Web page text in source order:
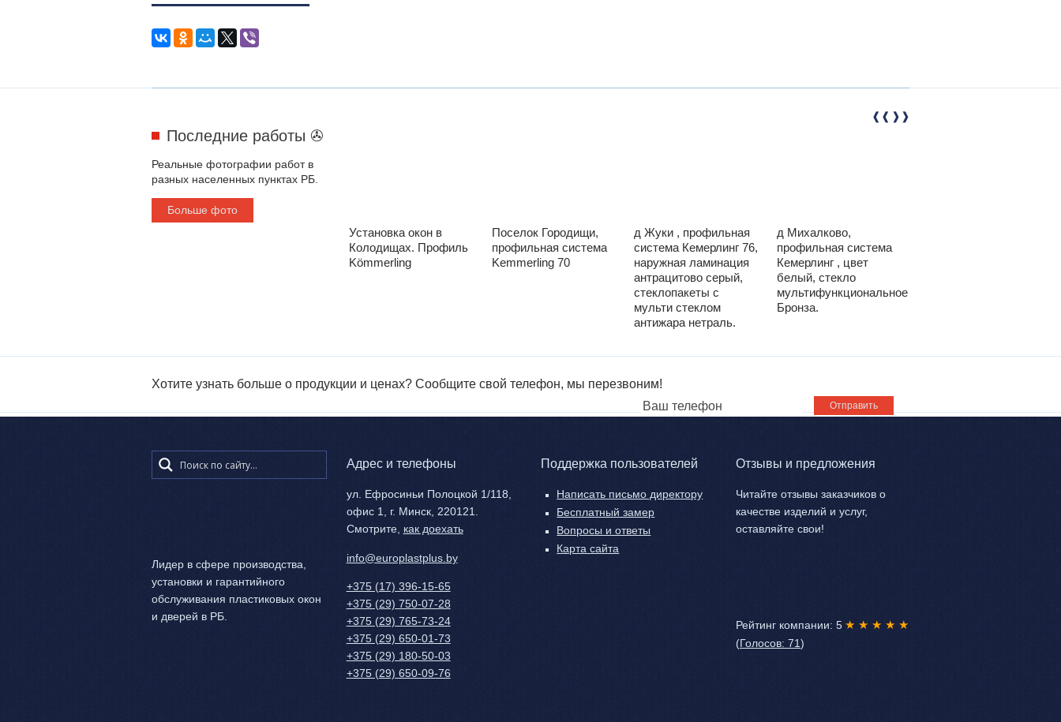
Последние работы ✇
Реальные фотографии работ в
разных населенных пунктах РБ.
Больше фото
Установка окон в
Колодищах. Профиль
Kömmerling
Поселок Городищи,
профильная система
Kemmerling 70
д Жуки , профильная
система Кемерлинг 76,
наружная ламинация
антрацитово серый,
стеклопакеты с
мульти стеклом
антижара нетраль.
д Михалково,
профильная система
Кемерлинг , цвет
белый, стекло
мультифункциональное
Бронза.
Хотите узнать больше о продукции и ценах? Сообщите свой телефон, мы перезвоним!
Ваш
телефон
Лидер в сфере производства,
установки и гарантийного
обслуживания пластиковых окон
и дверей в РБ.
Адрес и телефоны
ул. Ефросиньи Полоцкой 1/118,
офис 1, г. Минск, 220121.
Смотрите, как доехать
info@europlastplus.by
+375 (17) 396-15-65
+375 (29) 750-07-28
+375 (29) 765-73-24
+375 (29) 650-01-73
+375 (29) 180-50-03
+375 (29) 650-09-76
Поддержка пользователей
Написать письмо директору
Бесплатный замер
Вопросы и ответы
Карта сайта
Отзывы и предложения
Читайте отзывы заказчиков о
качестве изделий и услуг,
оставляйте свои!
Рейтинг компании: 5 ★ ★ ★ ★ ★
(Голосов: 71)